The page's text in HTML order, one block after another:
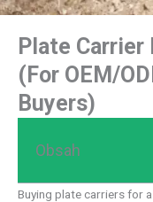
Plate
(For OEM/
Buyers)
Obsah
Buying plate carriers for